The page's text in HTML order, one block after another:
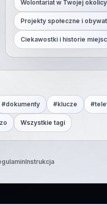
Wolontariat w Twojej okolicy
Projekty społeczne i
Ciekawostki i historie miejsc
#dokumenty #klucze #
Wszystkie tagi
Instrukcja